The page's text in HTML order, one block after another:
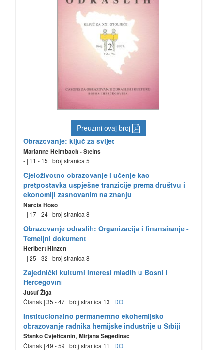
Preuzmi ovaj broj
Obrazovanje: ključ za svijet
Marianne Heimbach - Steins
- | 11 - 15 | broj stranica 5
Cjeloživotno obrazovanje i učenje kao
pretpostavka uspješne tranzicije prema društvu i
ekonomiji zasnovanim na znanju
Narcis Hošo
- | 17 - 24 | broj stranica 8
Obrazovanje odraslih: Organizacija i finansiranje -
Temeljni dokument
Heribert Hinzen
- | 25 - 32 | broj stranica 8
Zajednički kulturni interesi mladih u Bosni i
Hercegovini
Jusuf Žiga
Članak | 35 - 47 | broj stranica 13 | DOI
Institucionalno permanentno ekohemijsko
obrazovanje radnika hemijske industrije u Srbiji
Stanko Cvjetićanin, Mirjana Segedinac
Članak | 49 - 59 | broj stranica 11 | DOI